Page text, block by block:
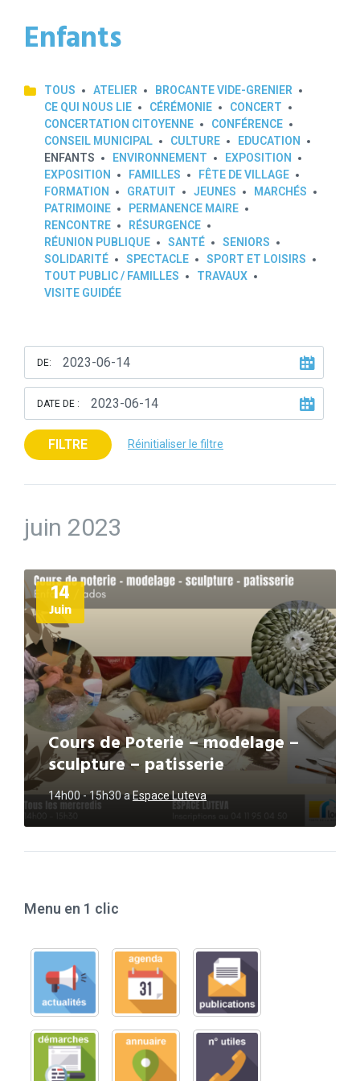
Enfants
TOUS ATELIER
BROCANTE VIDE-GRENIER
CE QUI NOUS LIE
CÉRÉMONIE
CONCERT
CONCERTATION CITOYENNE
CONFÉRENCE
CONSEIL MUNICIPAL
CULTURE
EDUCATION
ENFANTS
ENVIRONNEMENT
EXPOSITION
EXPOSITION
FAMILLES
FÊTE DE VILLAGE
FORMATION
GRATUIT JEUNES
MARCHÉS
PATRIMOINE
PERMANENCE MAIRE
RENCONTRE
RÉSURGENCE
RÉUNION PUBLIQUE
SANTÉ
SENIORS
SOLIDARITÉ
SPECTACLE
SPORT ET LOISIRS
TOUT PUBLIC / FAMILLES
TRAVAUX
VISITE GUIDÉE
DE:
DATE DE :
FILTRE Réinitialiser le filtre
juin 2023
14
Juin
Cours de Poterie – modelage –
sculpture – patisserie
14h00 - 15h30aEspace Luteva
Plus
d'informations
Menu en 1 clic